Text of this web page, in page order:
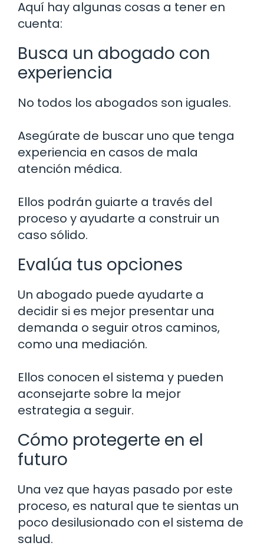
Aquí hay algunas cosas a tener en
cuenta:
Busca un abogado con
experiencia
No todos los abogados son iguales.
Asegúrate de buscar uno que tenga
experiencia en casos de mala
atención médica.
Ellos podrán guiarte a través del
proceso y ayudarte a construir un
caso sólido.
Evalúa tus opciones
Un abogado puede ayudarte a
decidir si es mejor presentar una
demanda o seguir otros caminos,
como una mediación.
Ellos conocen el sistema y pueden
aconsejarte sobre la mejor
estrategia a seguir.
Cómo protegerte en el
futuro
Una vez que hayas pasado por este
proceso, es natural que te sientas un
poco desilusionado con el sistema de
salud.